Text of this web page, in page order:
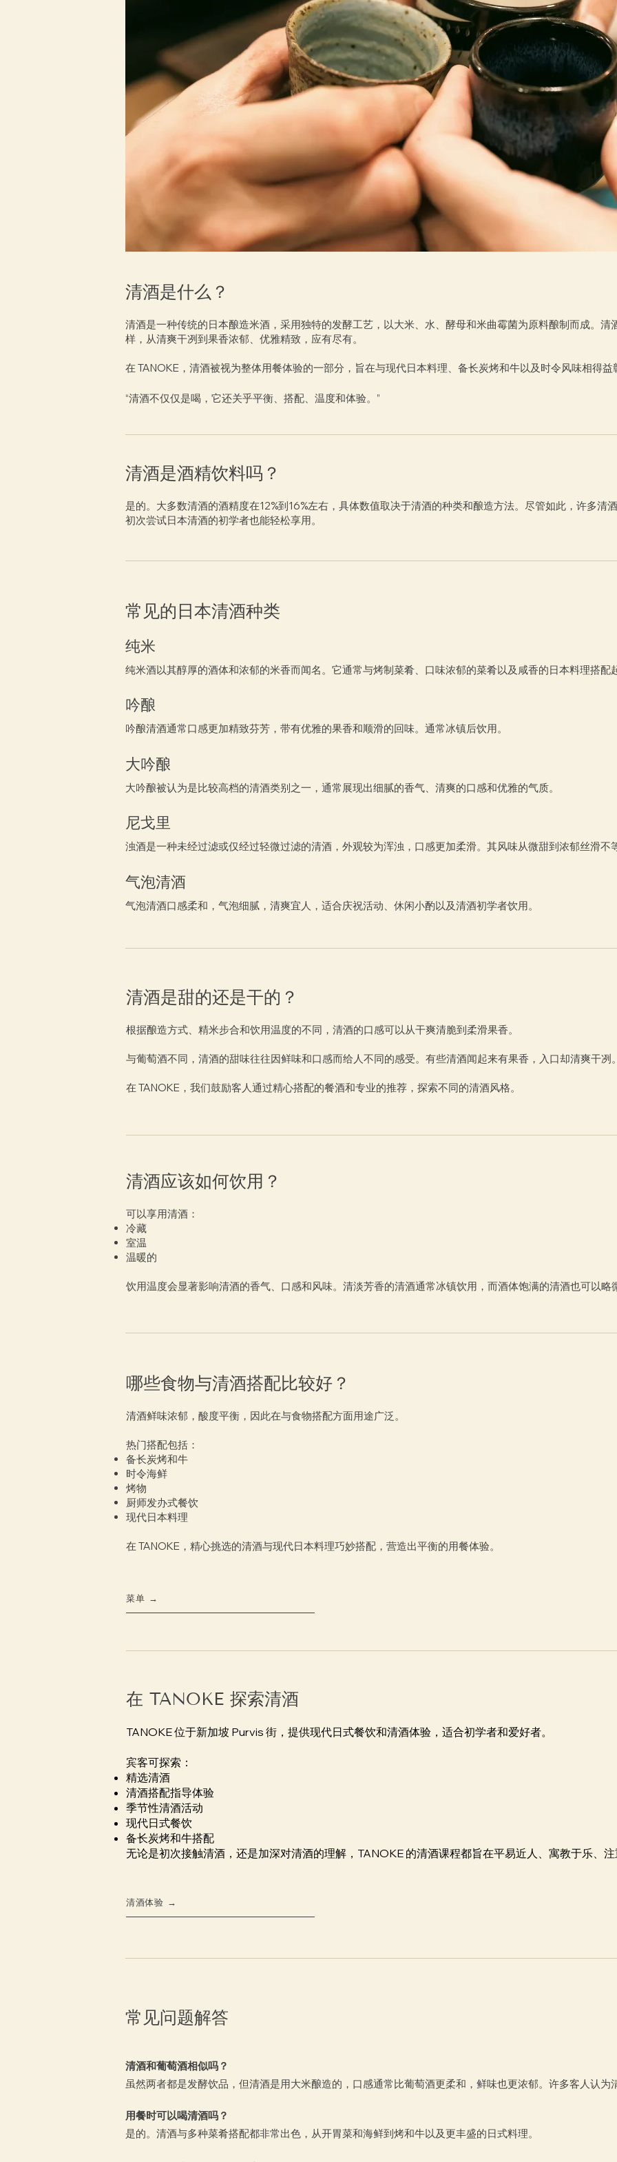
清酒是什么？
清酒是一种传统的日本酿造米酒，采用独特的发酵工艺，以大米、水、酵母和米曲霉菌为原料酿制而成。
样，从清爽干冽到果香浓郁、优雅精致，应有尽有。
在 TANOKE，清酒被视为整体用餐体验的一部分，旨在与现代日本料理、备长炭烤和牛以及时令风味相得益
“清酒不仅仅是喝，它还关乎平衡、搭配、温度和体验。”
清酒是酒精饮料吗？
是的。大多数清酒的酒精度在12%到16%左右，具体数值取决于清酒的种类和酿造方法。尽管如此，许多清
初次尝试日本清酒的初学者也能轻松享用。
常见的日本清酒种类
纯米
纯米酒以其醇厚的酒体和浓郁的米香而闻名。它通常与烤制菜肴、口味浓郁的菜肴以及咸香的日本料理搭配
吟酿
吟酿清酒通常口感更加精致芬芳，带有优雅的果香和顺滑的回味。通常冰镇后饮用。
大吟酿
大吟酿被认为是比较高档的清酒类别之一，通常展现出细腻的香气、清爽的口感和优雅的气质。
尼戈里
浊酒是一种未经过滤或仅经过轻微过滤的清酒，外观较为浑浊，口感更加柔滑。其风味从微甜到浓郁丝滑不
气泡清酒
气泡清酒口感柔和，气泡细腻，清爽宜人，适合庆祝活动、休闲小酌以及清酒初学者饮用。
清酒是甜的还是干的？
根据酿造方式、精米步合和饮用温度的不同，清酒的口感可以从干爽清脆到柔滑果香。
与葡萄酒不同，清酒的甜味往往因鲜味和口感而给人不同的感受。有些清酒闻起来有果香，入口却清爽干冽
在 TANOKE，我们鼓励客人通过精心搭配的餐酒和专业的推荐，探索不同的清酒风格。
清酒应该如何饮用？
可以享用清酒：
冷藏
室温
温暖的
饮用温度会显著影响清酒的香气、口感和风味。清淡芳香的清酒通常冰镇饮用，而酒体饱满的清酒也可以略
哪些食物与清酒搭配比较好？
清酒鲜味浓郁，酸度平衡，因此在与食物搭配方面用途广泛。
热门搭配包括：
备长炭烤和牛
时令海鲜
烤物
厨师发办式餐饮
现代日本料理
在 TANOKE，精心挑选的清酒与现代日本料理巧妙搭配，营造出平衡的用餐体验。
菜单 →
在 TANOKE 探索清酒
TANOKE 位于新加坡 Purvis 街，提供现代日式餐饮和清酒体验，适合初学者和爱好者。
宾客可探索：
精选清酒
清酒搭配指导体验
季节性清酒活动
现代日式餐饮
备长炭烤和牛搭配
无论是初次接触清酒，还是加深对清酒的理解，TANOKE 的清酒课程都旨在平易近人、寓教于乐、
清酒体验 →
常见问题解答
清酒和葡萄酒相似吗？
虽然两者都是发酵饮品，但清酒是用大米酿造的，口感通常比葡萄酒更柔和，鲜味也更浓郁。许多客人认
用餐时可以喝清酒吗？
是的。清酒与多种菜肴搭配都非常出色，从开胃菜和海鲜到烤和牛以及更丰盛的日式料理。